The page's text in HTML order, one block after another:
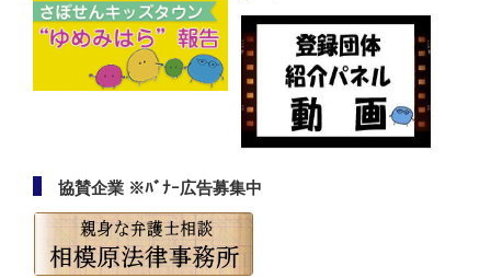
協賛企業 ※ﾊﾞﾅｰ広告募集中